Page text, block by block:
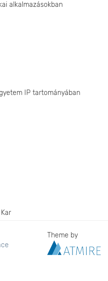
alkalmazásokban
IP tartományában
Theme by